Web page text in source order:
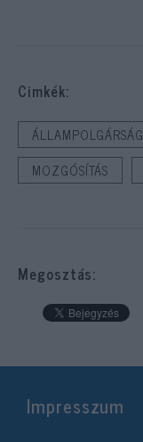
Cimkék:
ÁLLAMPOLGÁRSÁG
MOZGÓSÍTÁS
Megosztás:
Impresszum